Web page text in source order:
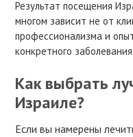
Результат посещения
многом зависит не от
профессионализма и
конкретного заболевания.
Как выбрать
Израиле?
Если вы намерены